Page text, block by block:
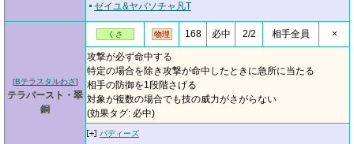
ゼイユ&ヤバソチャ凡T
[Bテラスタルわざ]
テラバースト・翠
銅
くさ 物理 168 必中 2/2 相手全員 ×
攻撃が必ず命中する
特定の場合を除き攻撃が命中したときに急所に当たる
相手の防御を1段階さげる
対象が複数の場合でも技の威力がさがらない
(効果タグ: 必中)
バディーズ